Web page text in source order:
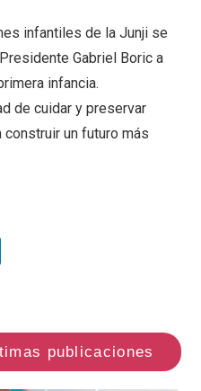
infantiles de la Junji se
Gabriel Boric a
infancia.
de cuidar y preservar
construir un futuro más